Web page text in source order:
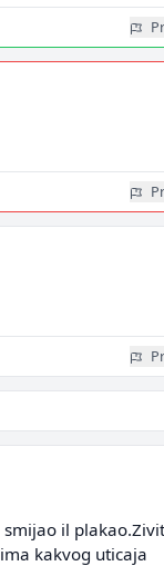
il
kakvog uticaja